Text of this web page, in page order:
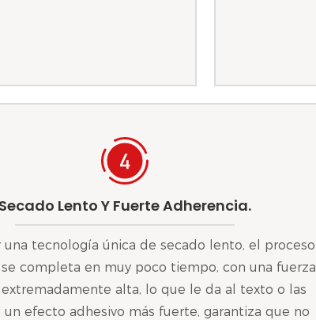
Secado Lento Y Fuerte Adherencia.
tecnología única de secado lento, el proceso
completa en muy poco tiempo, con una fuerza
extremadamente alta, lo que le da al texto o las
un efecto adhesivo más fuerte, garantiza que no